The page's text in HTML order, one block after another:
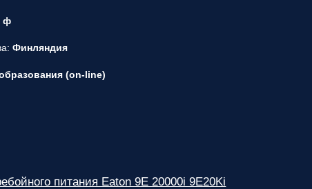
ф
Финляндия
(on-line)
питания Eaton 9E 20000i 9E20Ki